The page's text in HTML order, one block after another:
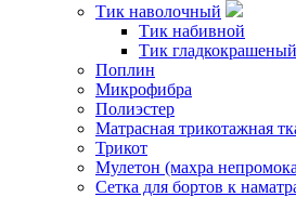
Тик наволочный
Тик набивной
Тик гладкокрашеный
Поплин
Микрофибра
Полиэстер
Матрасная трикотажная
Трикот
Мулетон (махра
Сетка для бортов к